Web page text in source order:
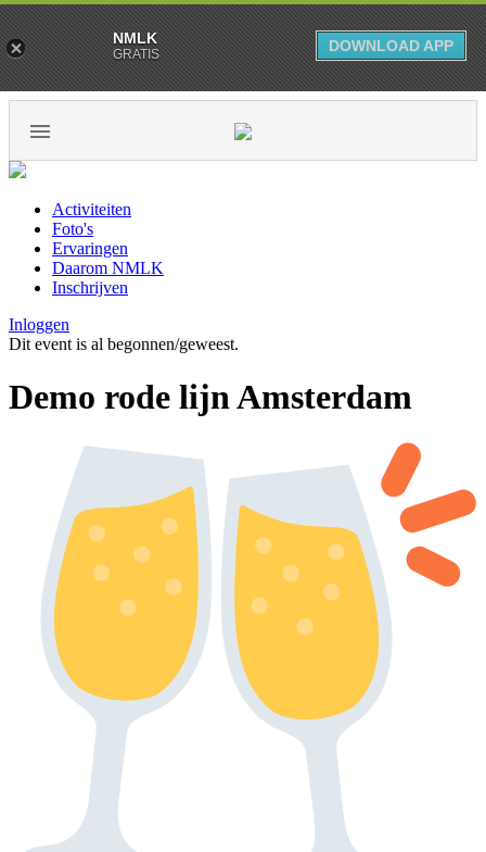
Activiteiten
Foto's
Ervaringen
Daarom NMLK
Inschrijven
Inloggen
Dit event is al begonnen/geweest.
Demo rode lijn Amsterdam
NMLK
GRATIS DOWNLOAD APP